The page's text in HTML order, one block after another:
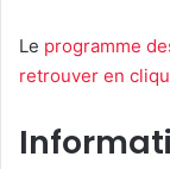
Le programme
retrouver en